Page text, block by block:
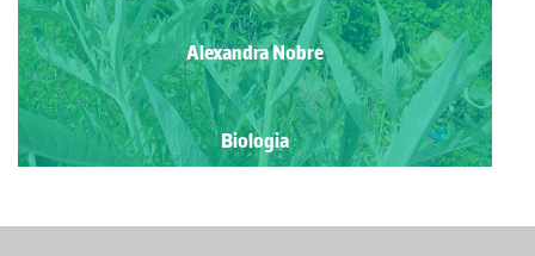
Alexandra Nobre
Biologia